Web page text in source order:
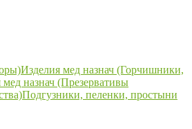
Изделия мед назнач (Горчишники,
мед назнач (Презервативы
Подгузники, пеленки, простыни